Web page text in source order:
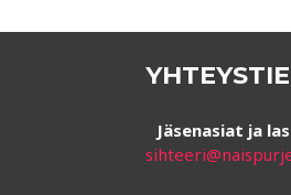
Jäsenasiat ja